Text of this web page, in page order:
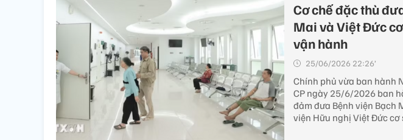
Cơ chế đặc thù
Mai và Việt Đức
vận hành
25/06/2026 22:26’
Chính phủ vừa ban hành
CP ngày 25/6/2026 ban
đảm đưa Bệnh viện Bạch
viện Hữu nghị Việt Đức cơ